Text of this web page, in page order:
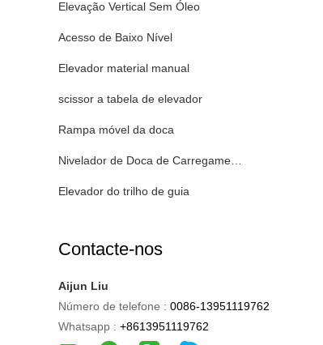
Elevação Vertical Sem Óleo
Acesso de Baixo Nível
Elevador material manual
scissor a tabela de elevador
Rampa móvel da doca
Elevador do trilho de guia
Contacte-nos
Aijun Liu
Número de telefone : 0086-13951119762
Whatsapp : +8613951119762